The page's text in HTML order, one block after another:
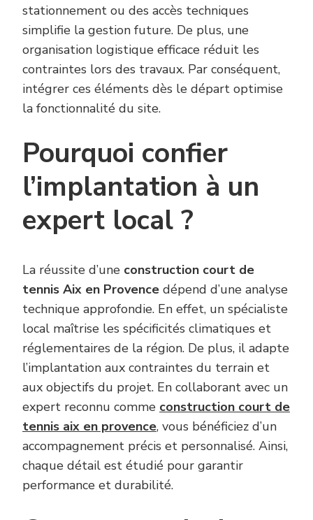
stationnement ou des accès techniques
simplifie la gestion future. De plus, une
organisation logistique efficace réduit les
contraintes lors des travaux. Par conséquent,
intégrer ces éléments dès le départ optimise
la fonctionnalité du site.
Pourquoi confier
l’implantation à un
expert local ?
La réussite d’une construction court de
tennis Aix en Provence dépend d’une analyse
technique approfondie. En effet, un spécialiste
local maîtrise les spécificités climatiques et
réglementaires de la région. De plus, il adapte
l’implantation aux contraintes du terrain et
aux objectifs du projet. En collaborant avec un
expert reconnu comme construction court de
tennis aix en provence, vous bénéficiez d’un
accompagnement précis et personnalisé. Ainsi,
chaque détail est étudié pour garantir
performance et durabilité.